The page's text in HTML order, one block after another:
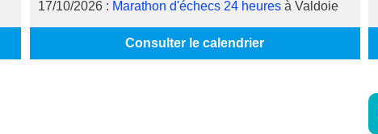
17/10/2026 : Marathon d'échecs 24 heuresà Valdoie
Consulter le calendrier